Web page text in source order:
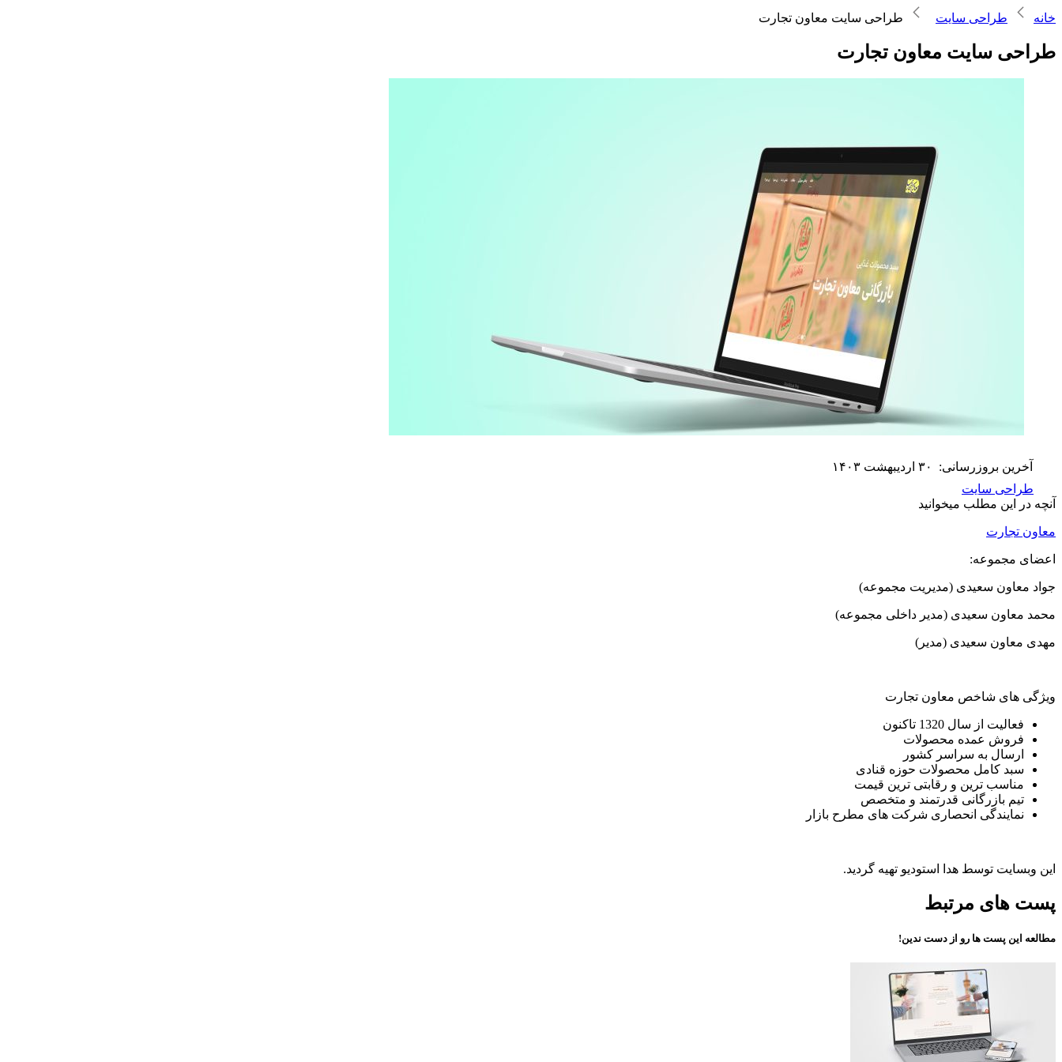
خانه طراحی سایت طراحی سایت معاون تجارت
طراحی سایت معاون تجارت
آخرین بروزرسانی:
۳۰ اردیبهشت ۱۴۰۳
طراحی سایت
آنچه در این مطلب میخوانید
معاون تجارت
اعضای مجموعه:
جواد معاون سعیدی (مدیریت مجموعه)
محمد معاون سعیدی (مدیر داخلی مجموعه)
مهدی معاون سعیدی (مدیر)
ویژگی های شاخص معاون تجارت
فعالیت از سال 1320 تاکنون
فروش عمده محصولات
ارسال به سراسر کشور
سبد کامل محصولات حوزه قنادی
مناسب ترین و رقابتی ترین قیمت
تیم بازرگانی قدرتمند و متخصص
نمایندگی انحصاری شرکت های مطرح بازار
این وبسایت توسط هدا استودیو تهیه گردید.
پست های مرتبط
مطالعه این پست ها رو از دست ندین!